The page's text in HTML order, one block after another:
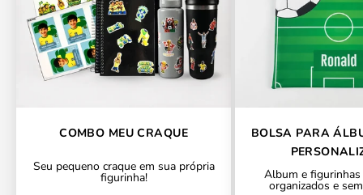
COMBO MEU CRAQUE
Seu pequeno craque em sua própria
figurinha!
BOLSA PARA
Álbum e
organizados e